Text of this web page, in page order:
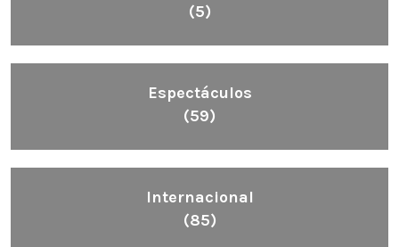
(5)
Espectáculos
(59)
Internacional
(85)